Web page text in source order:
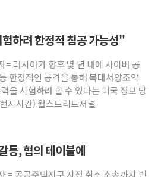
하려 한정적 침공 가능성"
= 러시아가 향후 몇 년 내에 사이버 공
한정적인 공격을 통해 북대서양조약
을 시험하려 할 수 있다는 미국 정보 당
지시간) 월스트리트저널
, 협의 테이블에
= 공공주택지구 지정 취소 소송까지 번